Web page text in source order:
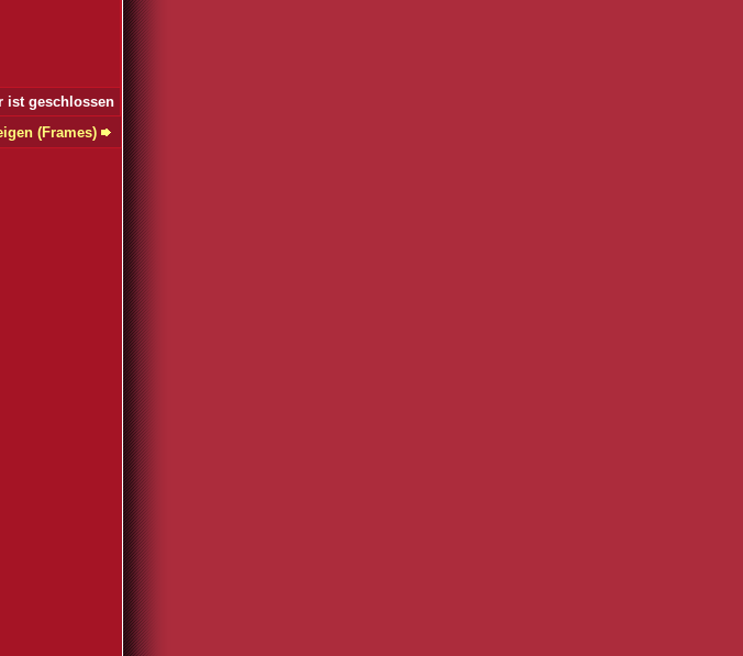
ist geschlossen
(Frames)